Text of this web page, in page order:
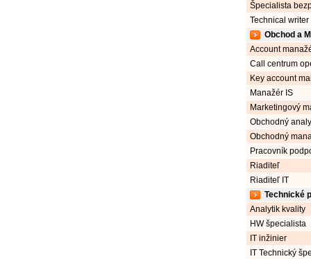
Špecialista
Technical writer
Obchod a
Account
Call centrum
Key account
Manažér IS
Marketingový
Obchodný
Obchodný
Pracovník
Riaditeľ
Riaditeľ IT
Technické
Analytik kvality
HW špecialista
IT inžinier
IT Technický